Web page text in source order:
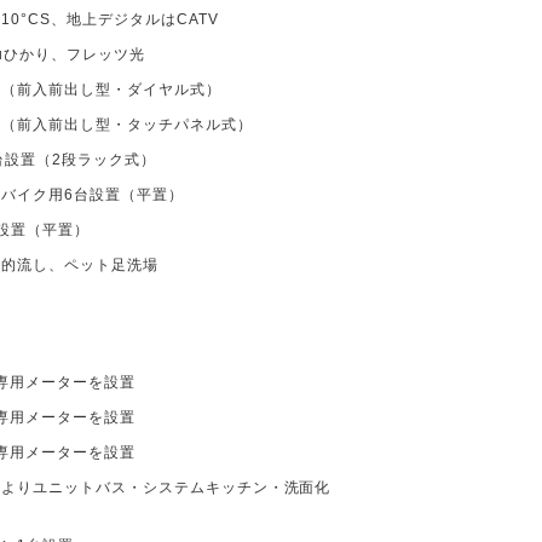
、地上デジタルはCATV
かり、フレッツ光
前入前出し型・ダイヤル式）
前入前出し型・タッチパネル式）
置（2段ラック式）
イク用6台設置（平置）
置（平置）
流し、ペット足洗場
用メーターを設置
用メーターを設置
用メーターを設置
りユニットバス・システムキッチン・洗面化